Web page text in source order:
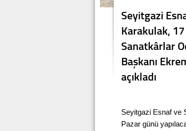
Seyitgazi
Karakulak,
Sanatkârlar
Başkanı
açıkladı
Seyitgazi Esnaf ve
Pazar günü